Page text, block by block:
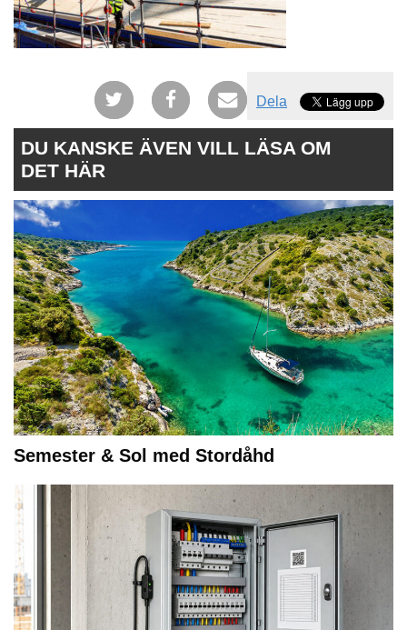
Dela
DU KANSKE ÄVEN VILL LÄSA OM
DET HÄR
Semester & Sol med Stordåhd